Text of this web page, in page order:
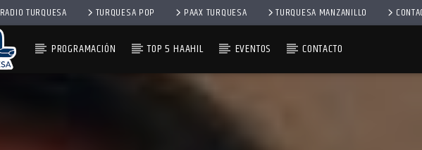
RADIO TURQUESA TURQUESA POP PAAX TURQUESA TURQUESA MANZANILLO
PROGRAMACIÓN TOP 5 HAAHIL EVENTOS CONTACTO